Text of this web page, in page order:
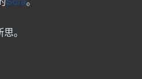
。